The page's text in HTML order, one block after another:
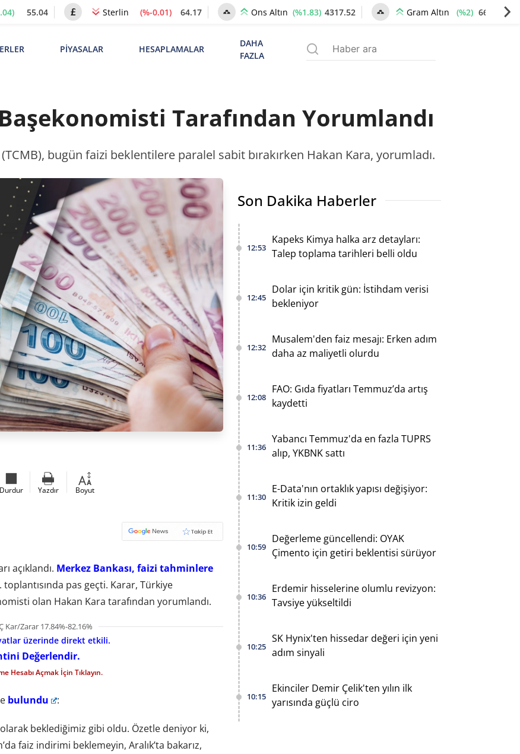
55.04 Sterlin (%-0.01) 64.17 Ons Altın (%1.83) 4317.52 Gram Altın (%2) 6622.46
PİYASALAR HESAPLAMALAR
DAHA
FAZLA
Tarafından Yorumlandı
bugün faizi beklentilere paralel sabit bırakırken Hakan Kara, yorumladı.
Durdur Yazdır Boyut
açıklandı. Merkez Bankası, faizi tahminlere
toplantısında pas geçti. Karar, Türkiye
olan Hakan Kara tarafından yorumlandı.
Zarar 17.84%-82.16%
üzerinde direkt etkili.
Değerlendir.
Hesabı Açmak İçin Tıklayın.
bulundu :
olarak beklediğimiz gibi oldu. Özetle deniyor ki,
faiz indirimi beklemeyin, Aralık’ta bakarız,
Son Dakika Haberler
12:53
Kapeks Kimya halka arz detayları:
Talep toplama tarihleri belli oldu
12:45
Dolar için kritik gün: İstihdam verisi
bekleniyor
12:32
Musalem'den faiz mesajı: Erken adım
daha az maliyetli olurdu
12:08
FAO: Gıda fiyatları Temmuz’da artış
kaydetti
11:36
Yabancı Temmuz'da en fazla TUPRS
alıp, YKBNK sattı
11:30
E-Data'nın ortaklık yapısı değişiyor:
Kritik izin geldi
10:59
Değerleme güncellendi: OYAK
Çimento için getiri beklentisi sürüyor
10:36
Erdemir hisselerine olumlu revizyon:
Tavsiye yükseltildi
10:25
SK Hynix'ten hissedar değeri için yeni
adım sinyali
10:15
Ekinciler Demir Çelik'ten yılın ilk
yarısında güçlü ciro